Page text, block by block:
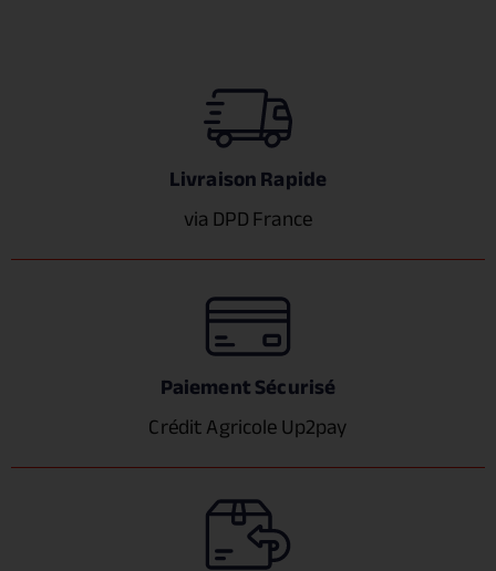
Livraison Rapide
via DPD France
Paiement Sécurisé
Crédit Agricole Up2pay